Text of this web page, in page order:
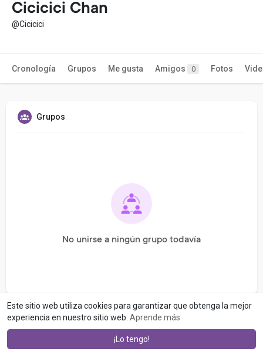
Este sitio web utiliza cookies para garantizar que obtenga la mejor
experiencia en nuestro sitio web. Aprende más
¡Lo tengo!
Cicicici Chan
@Cicicici
Cronología Grupos Me gusta Amigos 0 Fotos
Grupos
No unirse a ningún grupo todavía